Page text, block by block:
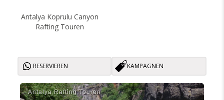
Antalya Koprulu Canyon
Rafting Touren
RESERVIEREN KAMPAGNEN
Antalya Rafti̇ng Touren